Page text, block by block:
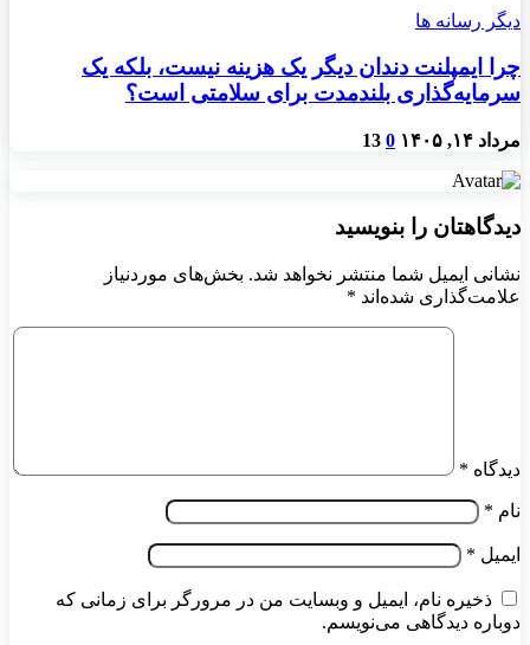
دیگر رسانه ها
چرا ایمپلنت دندان دیگر یک هزینه نیست، بلکه یک
سرمایه‌گذاری بلندمدت برای سلامتی است؟
مرداد ۱۴, ۱۴۰۵ 0
13
دیدگاهتان را بنویسید
نشانی ایمیل شما منتشر نخواهد شد. بخش‌های موردنیاز
علامت‌گذاری شده‌اند *
دیدگاه *
نام *
ایمیل *
ذخیره نام، ایمیل و وبسایت من در مرورگر برای زمانی که
دوباره دیدگاهی می‌نویسم.